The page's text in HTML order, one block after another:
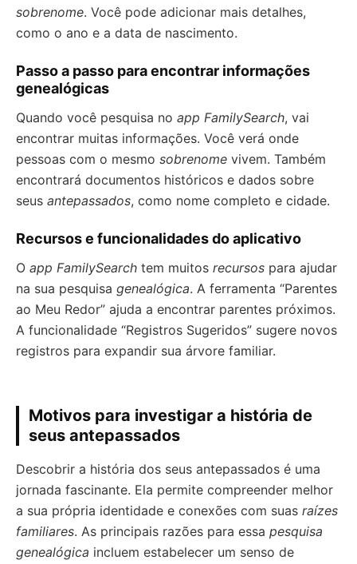
sobrenome. Você pode adicionar mais detalhes,
como o ano e a data de nascimento.
Passo a passo para encontrar informações
genealógicas
Quando você pesquisa no app FamilySearch, vai
encontrar muitas informações. Você verá onde
pessoas com o mesmo sobrenome vivem. Também
encontrará documentos históricos e dados sobre
seus antepassados, como nome completo e cidade.
Recursos e funcionalidades do aplicativo
O app FamilySearch tem muitos recursos para ajudar
na sua pesquisa genealógica. A ferramenta “Parentes
ao Meu Redor” ajuda a encontrar parentes próximos.
A funcionalidade “Registros Sugeridos” sugere novos
registros para expandir sua árvore familiar.
Motivos para investigar a história de
seus antepassados
Descobrir a história dos seus antepassados é uma
jornada fascinante. Ela permite compreender melhor
a sua própria identidade e conexões com suas raízes
familiares. As principais razões para essa pesquisa
genealógica incluem estabelecer um senso de